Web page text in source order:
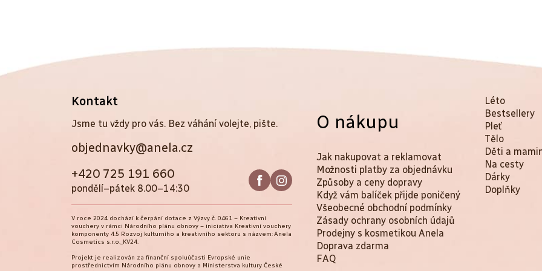
Kontakt
Jsme tu vždy pro vás. Bez váhání volejte, pište.
objednavky@anela.cz
+420 725 191 660
pondělí–pátek 8.00–14:30
V roce 2024 dochází k čerpání dotace z Výzvy č. 0461 – Kreativní
vouchery v rámci Národního plánu obnovy – iniciativa Kreativní vouchery
komponenty 4.5 Rozvoj kulturního a kreativního sektoru s názvem: Anela
Cosmetics s.r.o._KV24.
Projekt je realizován za finanční spoluúčasti Evropské unie
prostřednictvím Národního plánu obnovy a Ministerstva kultury České
O nákupu
Jak nakupovat a reklamovat
Možnosti platby za objednávku
Způsoby a ceny dopravy
Když vám balíček přijde poničený
Všeobecné obchodní podmínky
Zásady ochrany osobních údajů
Prodejny s kosmetikou Anela
Doprava zdarma
FAQ
Přeskočit
kategorie
K
a
t
e
g
Léto
Bestsellery
Pleť
Tělo
Děti a
Na cesty
Dárky
Doplňky